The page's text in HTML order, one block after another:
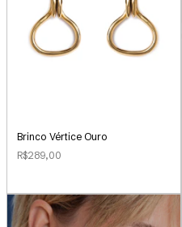
Brinco Vértice Ouro
R$289,00